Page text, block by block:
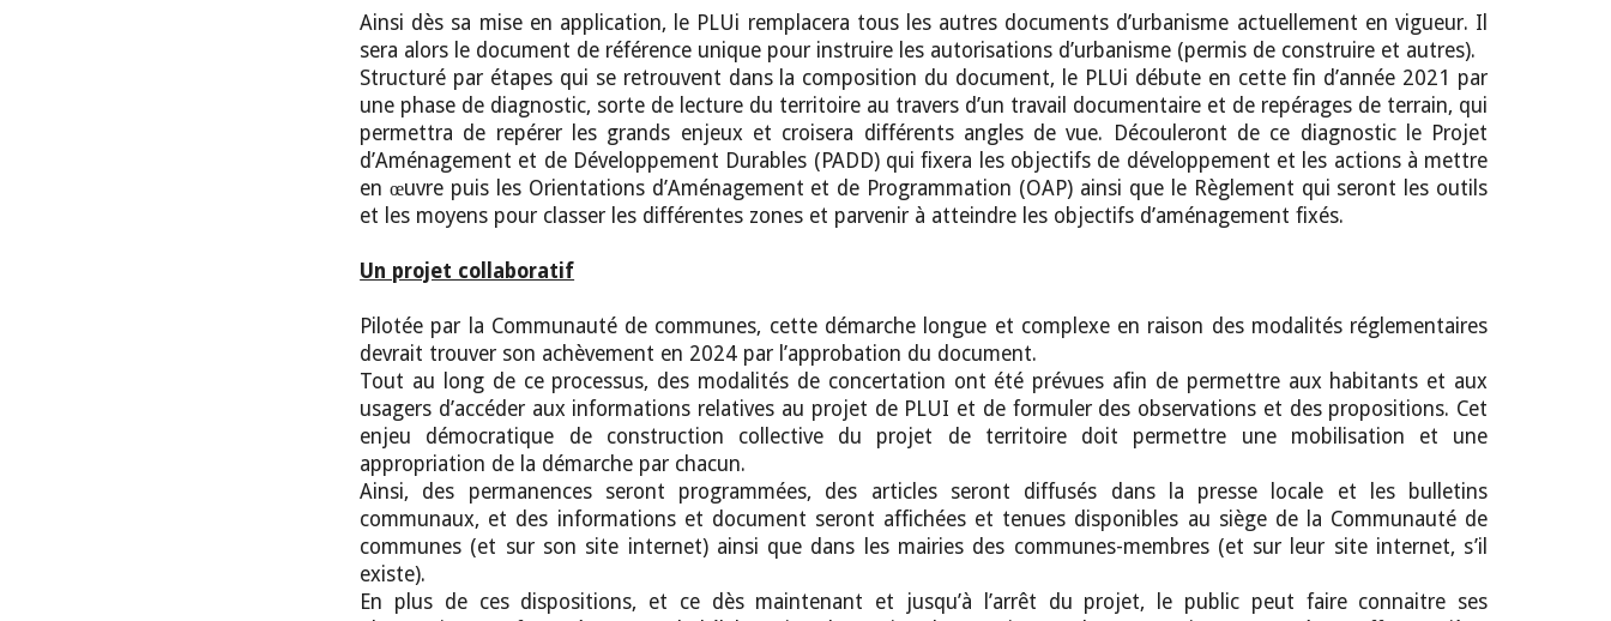
Ainsi dès sa mise en application, le PLUi remplacera tous les autres documents d’urbanisme actuellement en vigueur. Il
sera alors le document de référence unique pour instruire les autorisations d’urbanisme (permis de construire et autres).
Structuré par étapes qui se retrouvent dans la composition du document, le PLUi débute en cette fin d’année 2021 par
une phase de diagnostic, sorte de lecture du territoire au travers d’un travail documentaire et de repérages de terrain, qui
permettra de repérer les grands enjeux et croisera différents angles de vue. Découleront de ce diagnostic le Projet
d’Aménagement et de Développement Durables (PADD) qui fixera les objectifs de développement et les actions à mettre
en œuvre puis les Orientations d’Aménagement et de Programmation (OAP) ainsi que le Règlement qui seront les outils
et les moyens pour classer les différentes zones et parvenir à atteindre les objectifs d’aménagement fixés.
Un projet collaboratif
Pilotée par la Communauté de communes, cette démarche longue et complexe en raison des modalités réglementaires
devrait trouver son achèvement en 2024 par l’approbation du document.
Tout au long de ce processus, des modalités de concertation ont été prévues afin de permettre aux habitants et aux
usagers d’accéder aux informations relatives au projet de PLUI et de formuler des observations et des propositions. Cet
enjeu démocratique de construction collective du projet de territoire doit permettre une mobilisation et une
appropriation de la démarche par chacun.
Ainsi, des permanences seront programmées, des articles seront diffusés dans la presse locale et les bulletins
communaux, et des informations et document seront affichées et tenues disponibles au siège de la Communauté de
communes (et sur son site internet) ainsi que dans les mairies des communes-membres (et sur leur site internet, s’il
existe).
En plus de ces dispositions, et ce dès maintenant et jusqu’à l’arrêt du projet, le public peut faire connaitre ses